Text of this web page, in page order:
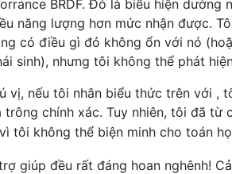
BRDF. Đó là biểu hiện dường
năng lượng hơn mức nhận được.
có điều gì đó không ổn với nó
sinh), nhưng tôi không thể phát
vị, nếu tôi nhân biểu thức trên với ,
trông chính xác. Tuy nhiên, tôi đã từ
tôi không thể biện minh cho toán
giúp đều rất đáng hoan nghênh!